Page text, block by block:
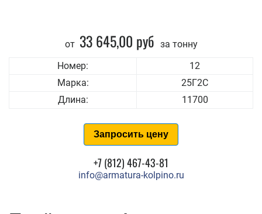
от 33 645,00 руб за тонну
Номер:
12
Марка:
25Г2С
Длина:
11700
Запросить цену
+7 (812) 467-43-81
info@armatura-kolpino.ru